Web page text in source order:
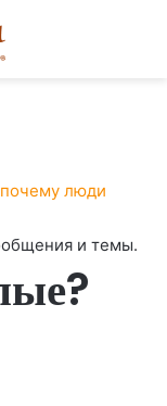
почему люди
и темы.